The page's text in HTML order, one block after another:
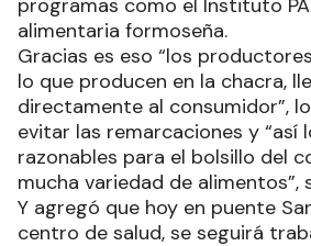
alimentaria formoseña.
Gracias es eso “los
lo que producen en la chacra,
directamente al consumidor”,
evitar las remarcaciones y “así
razonables para el bolsillo del
mucha variedad de alimentos”,
Y agregó que hoy en puente
centro de salud, se seguirá